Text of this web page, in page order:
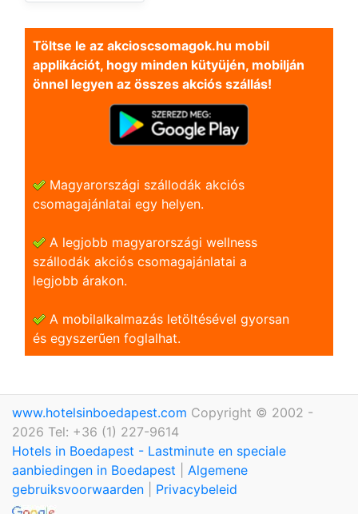
Töltse le az akcioscsomagok.hu mobil
applikációt, hogy minden kütyüjén, mobilján
önnel legyen az összes akciós szállás!
Magyarországi szállodák akciós
csomagajánlatai egy helyen.
A legjobb magyarországi wellness
szállodák akciós csomagajánlatai a
legjobb árakon.
A mobilalkalmazás letöltésével gyorsan
és egyszerũen foglalhat.
www.hotelsinboedapest.com Copyright © 2002 -
2026 Tel: +36 (1) 227-9614
Hotels in Boedapest - Lastminute en speciale
aanbiedingen in Boedapest
Algemene
gebruiksvoorwaarden
Privacybeleid